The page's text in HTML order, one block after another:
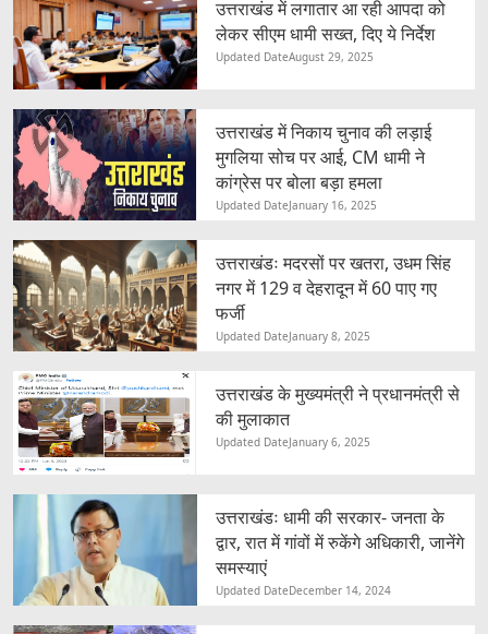
उत्तराखंड में लगातार आ रही आपदा को
लेकर सीएम धामी सख्त, दिए ये निर्देश
Updated DateAugust 29, 2025
उत्तराखंड में निकाय चुनाव की लड़ाई
मुगलिया सोच पर आई, CM धामी ने
कांग्रेस पर बोला बड़ा हमला
Updated DateJanuary 16, 2025
उत्तराखंडः मदरसों पर खतरा, उधम सिंह
नगर में 129 व देहरादून में 60 पाए गए
फर्जी
Updated DateJanuary 8, 2025
उत्तराखंड के मुख्यमंत्री ने प्रधानमंत्री से
की मुलाकात
Updated DateJanuary 6, 2025
उत्तराखंडः धामी की सरकार- जनता के
द्वार, रात में गांवों में रुकेंगे अधिकारी, जानेंगे
समस्याएं
Updated DateDecember 14, 2024